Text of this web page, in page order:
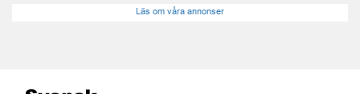
Läs om våra annonser